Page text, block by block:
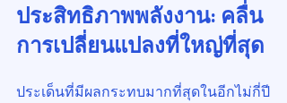
ประสิทธิภาพพลังงาน: คลื่น
การเปลี่ยนแปลงที่ใหญ่ที่สุด
ประเด็นที่มีผลกระทบมากที่สุดในอีกไม่กี่ปี